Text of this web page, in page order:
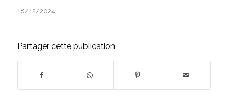
18/12/2024
Partager cette publication